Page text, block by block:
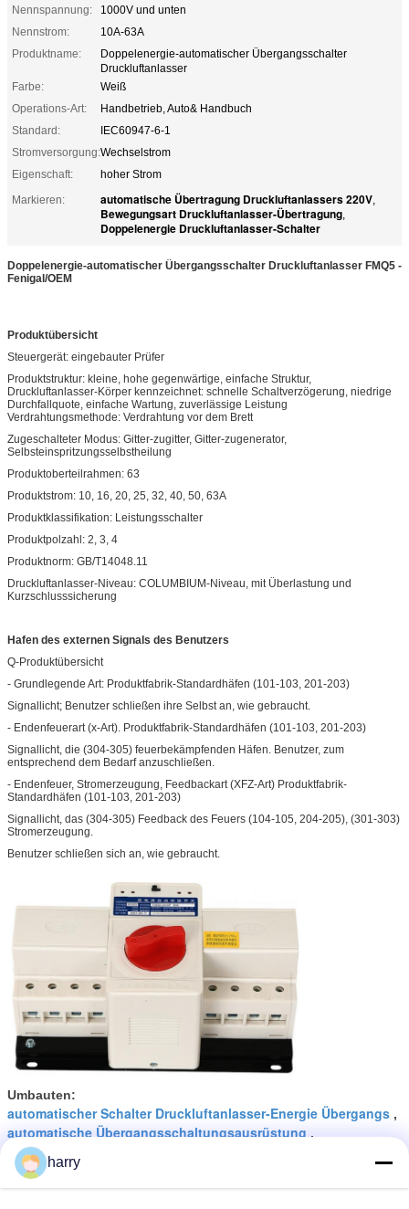
Nennspannung:
1000V und unten
Nennstrom:
10A-63A
Produktname:
Doppelenergie-automatischer Übergangsschalter
Druckluftanlasser
Farbe:
Weiß
Operations-Art:
Handbetrieb, Auto& Handbuch
Standard:
IEC60947-6-1
Stromversorgung:Wechselstrom
Eigenschaft:
hoher Strom
Markieren:
automatische Übertragung Druckluftanlassers 220V,
Bewegungsart Druckluftanlasser-Übertragung,
Doppelenergie Druckluftanlasser-Schalter
Doppelenergie-automatischer Übergangsschalter Druckluftanlasser FMQ5 -
Fenigal/OEM
Produktübersicht
Steuergerät: eingebauter Prüfer
Produktstruktur: kleine, hohe gegenwärtige, einfache Struktur,
Druckluftanlasser-Körper kennzeichnet: schnelle Schaltverzögerung, niedrige
Durchfallquote, einfache Wartung, zuverlässige Leistung
Verdrahtungsmethode: Verdrahtung vor dem Brett
Zugeschalteter Modus: Gitter-zugitter, Gitter-zugenerator,
Selbsteinspritzungsselbstheilung
Produktoberteilrahmen: 63
Produktstrom: 10, 16, 20, 25, 32, 40, 50, 63A
Produktklassifikation: Leistungsschalter
Produktpolzahl: 2, 3, 4
Produktnorm: GB/T14048.11
Druckluftanlasser-Niveau: COLUMBIUM-Niveau, mit Überlastung und
Kurzschlusssicherung
Hafen des externen Signals des Benutzers
Q-Produktübersicht
- Grundlegende Art: Produktfabrik-Standardhäfen (101-103, 201-203)
Signallicht; Benutzer schließen ihre Selbst an, wie gebraucht.
- Endenfeuerart (x-Art). Produktfabrik-Standardhäfen (101-103, 201-203)
Signallicht, die (304-305) feuerbekämpfenden Häfen. Benutzer, zum
entsprechend dem Bedarf anzuschließen.
- Endenfeuer, Stromerzeugung, Feedbackart (XFZ-Art) Produktfabrik-
Standardhäfen (101-103, 201-203)
Signallicht, das (304-305) Feedback des Feuers (104-105, 204-205), (301-303)
Stromerzeugung.
Benutzer schließen sich an, wie gebraucht.
Umbauten:
automatischer Schalter Druckluftanlasser-Energie Übergangs ,
automatische Übergangsschaltungsausrüstung ,
automatischer Schalter mit 3 Phasen Übergangs
Erhalten Sie den besten Preis für
harry